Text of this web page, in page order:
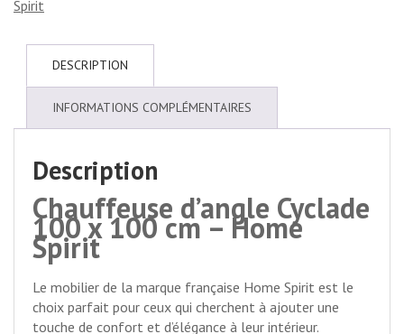
Spirit
DESCRIPTION
INFORMATIONS COMPLÉMENTAIRES
Description
Chauffeuse d’angle Cyclade
100 x 100 cm – Home
Spirit
Le mobilier de la marque française Home Spirit est le
choix parfait pour ceux qui cherchent à ajouter une
touche de confort et d’élégance à leur intérieur.